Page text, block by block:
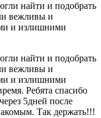
найти и подобрать
вежливы и
и излишними
найти и подобрать
вежливы и
и излишними
Ребята спасибо
5дней после
Так держать!!!